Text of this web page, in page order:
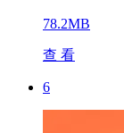
78.2MB
查 看
6